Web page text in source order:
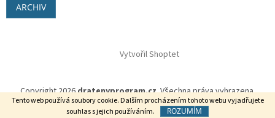
Tento web používá soubory cookie. Dalším procházením tohoto webu vyjadřujete
souhlas s jejich používáním.
ROZUMÍM
ARCHIV
Vytvořil Shoptet
Copyright 2026dratenyprogram.cz. Všechna práva vyhrazena.